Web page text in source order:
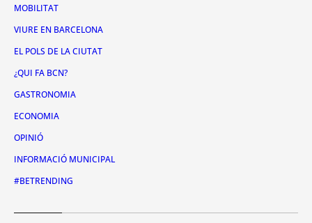
MOBILITAT
VIURE EN BARCELONA
EL POLS DE LA CIUTAT
¿QUI FA BCN?
GASTRONOMIA
ECONOMIA
OPINIÓ
INFORMACIÓ MUNICIPAL
#BETRENDING